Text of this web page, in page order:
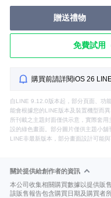
贈送禮物
免費試用
購買前請詳閱iOS 26
自LINE 9.12.0版本起，部分頁面、功
能會根據您的LINE版本及裝置機型而
所刊載之主題封面僅供示意，實際套
設的綠色畫面。部分圖片僅供主題小
LINE非最新版本，部分畫面設計可能與
關於提供給創作者的資訊
本公司收集相關購買數據以提供販
該販售報告包含購買日期及購買者